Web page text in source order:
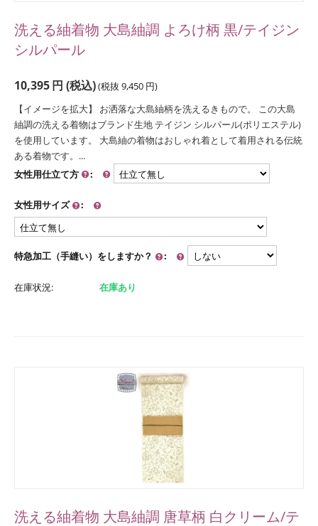
洗える紬着物 大島紬調 よろけ柄 黒/テイジン
シルパール
10,395円 (税込)(税抜 9,450 円)
【イメージを拡大】 お洒落な大島紬柄を洗えるきもので。 この大島
紬調の洗える着物はブランド生地 テイジン シルパール(ポリエステル)
を使用しています。 大島紬の着物はおしゃれ着として着用される伝統
ある着物です。...
女性用仕立て方
:
女性用サイズ :
特急加工（手縫い）をしますか？ :
在庫状況: 在庫あり
洗える紬着物 大島紬調 唐草柄 白クリーム/テ